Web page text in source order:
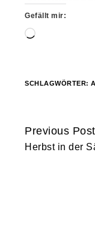
Gefällt mir:
Wird
SCHLAGWÖRTER:
Continue
Reading
Previous Post
Herbst in der